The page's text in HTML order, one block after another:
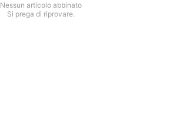
Nessun articolo abbinato
Si prega di riprovare.